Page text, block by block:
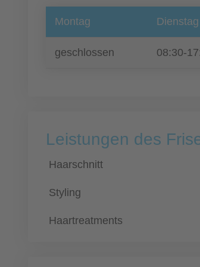
Montag Dienstag
geschlossen 08:30-
Leistungen des
Haarschnitt
Styling
Haartreatments